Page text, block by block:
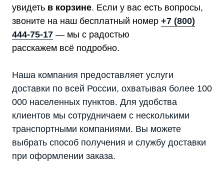
увидеть в корзине. Если у вас есть вопросы,
звоните на наш бесплатный номер +7 (800)
444-75-17 — мы с радостью
расскажем всё подробно.
Наша компания предоставляет услуги
доставки по всей России, охватывая более 100
000 населенных пунктов. Для удобства
клиентов мы сотрудничаем с несколькими
транспортными компаниями. Вы можете
выбрать способ получения и службу доставки
при оформлении заказа.